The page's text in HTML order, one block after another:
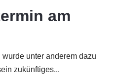
am
unter anderem dazu
zukünftiges...